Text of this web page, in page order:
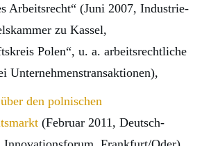
Arbeitsrecht“ (Juni 2007, Industrie-
zu Kassel,
Polen“, u. a. arbeitsrechtliche
Unternehmenstransaktionen),
den polnischen
(Februar 2011, Deutsch-